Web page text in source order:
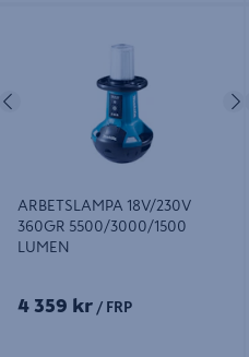
Föregående
ARBETSLAMPA 18V/230V
360GR 5500/3000/1500
LUMEN
4 359 kr / FRP